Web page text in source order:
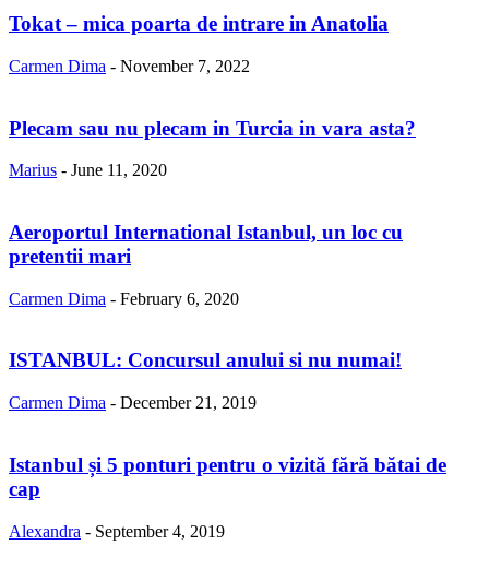
Tokat – mica poarta de intrare in Anatolia
Carmen Dima - November 7, 2022
Plecam sau nu plecam in Turcia in vara asta?
Marius - June 11, 2020
Aeroportul International Istanbul, un loc cu
pretentii mari
Carmen Dima - February 6, 2020
ISTANBUL: Concursul anului si nu numai!
Carmen Dima - December 21, 2019
Istanbul și 5 ponturi pentru o vizită fără bătai de
cap
Alexandra - September 4, 2019